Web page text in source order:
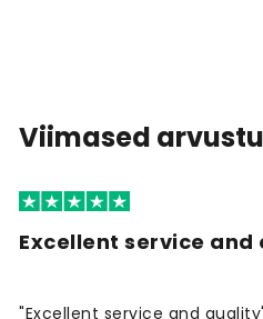
Viimased
Excellent service
"Excellent service and